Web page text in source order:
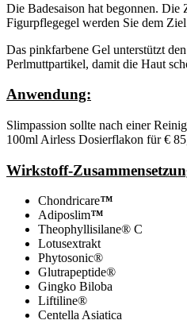
Die Badesaison hat begonnen.
Figurpflegegel werden Sie dem
Das pinkfarbene Gel unterstützt
Perlmuttpartikel, damit die Haut
Anwendung:
Slimpassion sollte nach einer
100ml Airless Dosierflakon für €
Wirkstoff-
Chondricare™
Adiposlim™
Theophyllisilane® C
Lotusextrakt
Phytosonic®
Glutrapeptide®
Gingko Biloba
Liftiline®
Centella Asiatica